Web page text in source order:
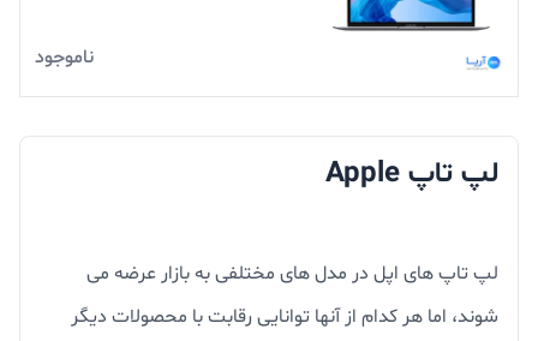
ناموجود
لپ تاپ Apple
لپ تاپ های اپل در مدل های مختلفی به بازار عرضه می
شوند، اما هر کدام از آنها توانایی رقابت با محصولات دیگر